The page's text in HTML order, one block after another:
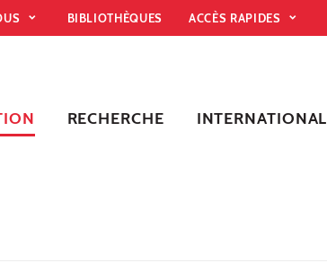
BIBLIOTHÈQUES ACCÈS RAPIDES
RECHERCHE INTERNATIONAL